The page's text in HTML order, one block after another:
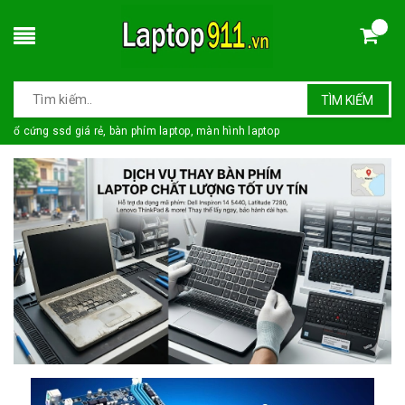
TÌM KIẾM
ổ cứng ssd giá rẻ, bàn phím laptop, màn hình laptop